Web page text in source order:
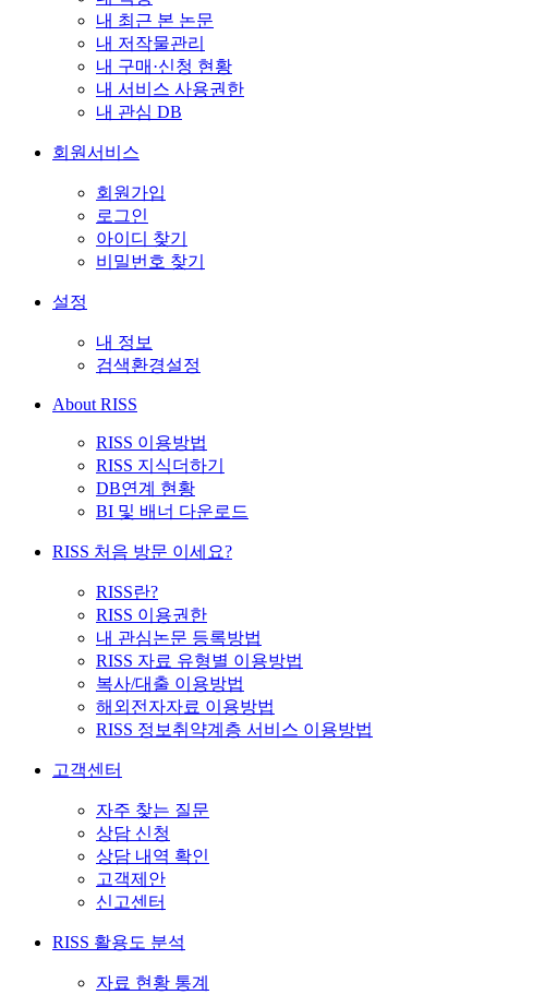
내 최근 본 논문
내 저작물관리
내 구매·신청 현황
내 서비스 사용권한
내 관심 DB
회원서비스
회원가입
로그인
아이디 찾기
비밀번호 찾기
설정
내 정보
검색환경설정
About RISS
RISS 이용방법
RISS 지식더하기
DB연계 현황
BI 및 배너 다운로드
RISS 처음 방문 이세요?
RISS란?
RISS 이용권한
내 관심논문 등록방법
RISS 자료 유형별 이용방법
복사/대출 이용방법
해외전자자료 이용방법
RISS 정보취약계층 서비스 이용방법
고객센터
자주 찾는 질문
상담 신청
상담 내역 확인
고객제안
신고센터
RISS 활용도 분석
자료 현황 통계